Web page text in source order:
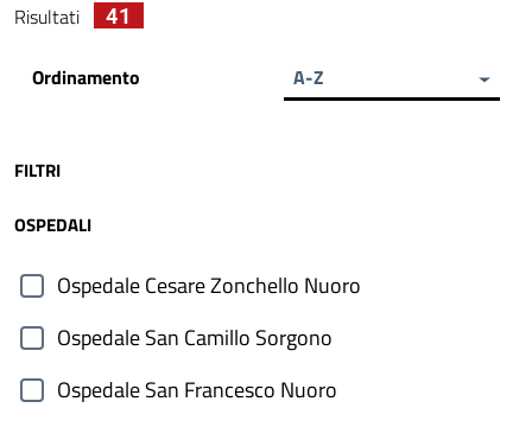
Risultati 41
Ordinamento A-Z
FILTRI
OSPEDALI
Ospedale Cesare Zonchello Nuoro
Ospedale San Camillo Sorgono
Ospedale San Francesco Nuoro